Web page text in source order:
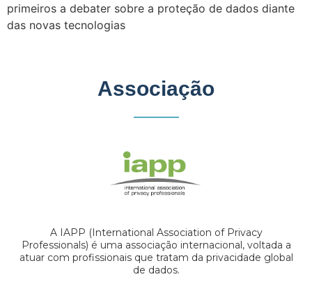
primeiros a debater sobre a proteção de dados diante
das novas tecnologias
Associação
A IAPP (International Association of Privacy
Professionals) é uma associação internacional, voltada a
atuar com profissionais que tratam da privacidade global
de dados.